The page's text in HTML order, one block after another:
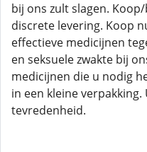
bij ons zult slagen.
discrete levering. Koop
effectieve medicijnen
en seksuele zwakte bij
medicijnen die u nodig
in een kleine
tevredenheid.